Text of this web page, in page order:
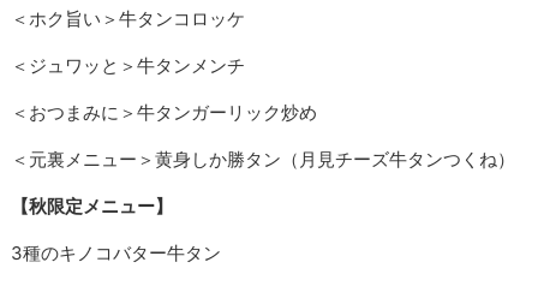
＜ホク旨い＞牛タンコロッケ
＜ジュワッと＞牛タンメンチ
＜おつまみに＞牛タンガーリック炒め
＜元裏メニュー＞黄身しか勝タン（月見チーズ牛タンつくね）
【秋限定メニュー】
3種のキノコバター牛タン